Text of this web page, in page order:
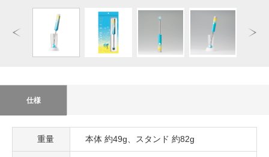
仕様
重量 本体 約49g、スタンド 約82g